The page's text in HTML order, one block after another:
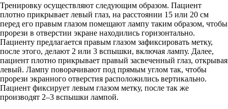
Тренировку осуществляют следующим образом. Пациент
плотно прикрывает левый глаз, на расстоянии 15 или 20 см
перед его правым глазом помещают лампу таким образом, чтобы
прорези в отверстии экране находились горизонтально.
Пациенту предлагается правым глазом зафиксировать метку,
после этого, делают 2 или 3 вспышки, включая лампу. Далее,
пациент плотно прикрывает правый засвеченный глаз, открывая
левый. Лампу поворачивают под прямым углом так, чтобы
прорези экранного отверстия расположились вертикально.
Пациент фиксирует левым глазом метку, после так же
производят 2–3 вспышки лампой.